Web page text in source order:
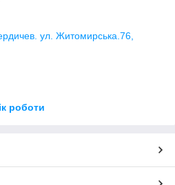
ул. Житомирська.76,
роботи